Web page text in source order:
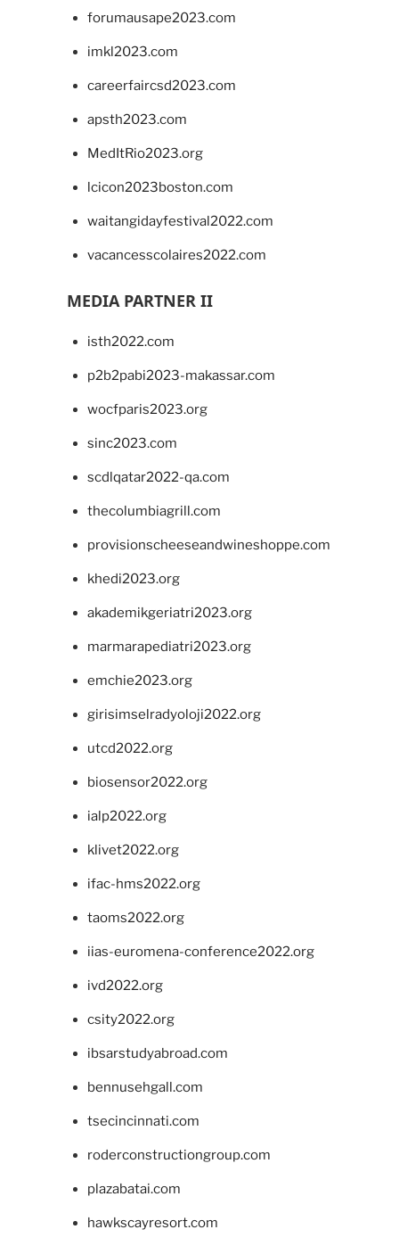
forumausape2023.com
imkl2023.com
careerfaircsd2023.com
apsth2023.com
MedItRio2023.org
lcicon2023boston.com
waitangidayfestival2022.com
vacancesscolaires2022.com
MEDIA PARTNER II
isth2022.com
p2b2pabi2023-makassar.com
wocfparis2023.org
sinc2023.com
scdlqatar2022-qa.com
thecolumbiagrill.com
provisionscheeseandwineshoppe.com
khedi2023.org
akademikgeriatri2023.org
marmarapediatri2023.org
emchie2023.org
girisimselradyoloji2022.org
utcd2022.org
biosensor2022.org
ialp2022.org
klivet2022.org
ifac-hms2022.org
taoms2022.org
iias-euromena-conference2022.org
ivd2022.org
csity2022.org
ibsarstudyabroad.com
bennusehgall.com
tsecincinnati.com
roderconstructiongroup.com
plazabatai.com
hawkscayresort.com